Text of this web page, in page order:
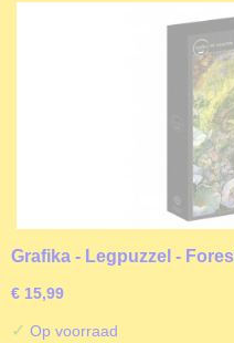
Grafika - Legpuzzel -
€ 15,99
✓ Op voorraad